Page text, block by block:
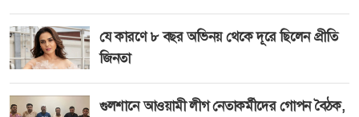
যে কারণে ৮ বছর অভিনয় থেকে দূরে ছিলেন প্রীতি
জিনতা
গুলশানে আওয়ামী লীগ নেতাকর্মীদের গোপন বৈঠক,